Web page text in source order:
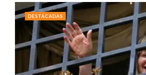
DESTACADAS